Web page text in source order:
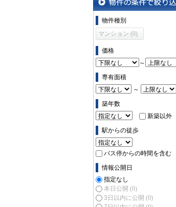
物件の条件で絞り込む
物件種別
マンション (0)
価格
～
専有面積
～
築年数
新築以外
駅からの徒歩
バス停からの時間を含む
情報公開日
指定なし
本日公開 (0)
3日以内に公開 (0)